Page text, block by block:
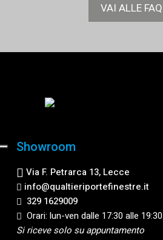
VAI ALLE FAQ
Showroom
Via F. Petrarca 13, Lecce
info@qualtieriportefinestre.it
329 1629009
Orari: lun-ven dalle 17:30 alle 19:30
Si riceve solo su appuntamento